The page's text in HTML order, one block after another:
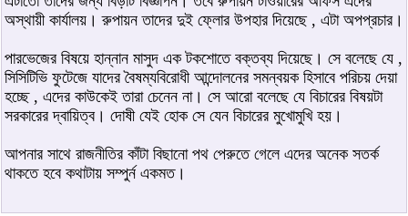
অস্থায়ী কার্যালয়। রুপায়ন তাদের দুই ফ্লোর উপহার দিয়েছে , এটা অপপ্রচার।
পারভেজের বিষয়ে হান্নান মাসুদ এক টকশোতে বক্তব্য দিয়েছে। সে বলেছে যে ,
সিসিটিভি ফুটেজে যাদের বৈষম্যবিরোধী আন্দোলনের সমন্বয়ক হিসাবে পরিচয় দেয়া
হচ্ছে , এদের কাউকেই তারা চেনেন না। সে আরো বলেছে যে বিচারের বিষয়টা
সরকারের দ্বায়িত্ব। দোষী যেই হোক সে যেন বিচারের মুখোমুখি হয়।
আপনার সাথে রাজনীতির কাঁটা বিছানো পথ পেরুতে গেলে এদের অনেক সতর্ক
থাকতে হবে কথাটায় সম্পুর্ন একমত।